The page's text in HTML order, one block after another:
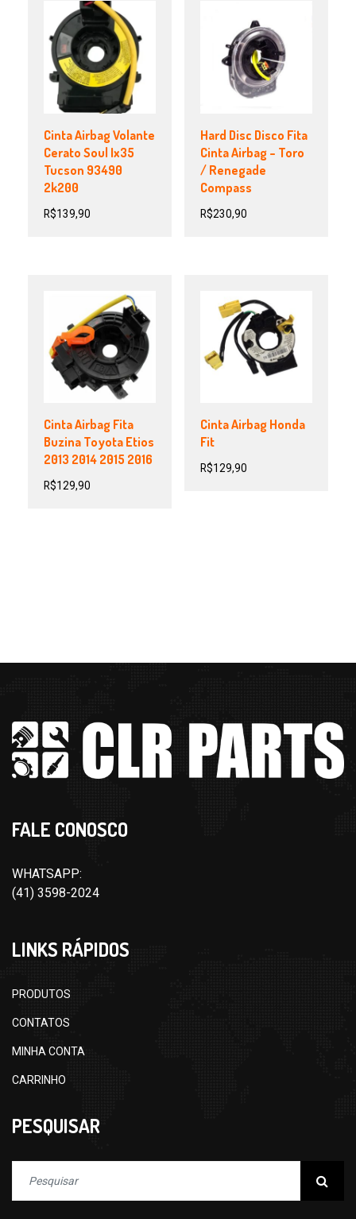
Cinta Airbag Volante
Cerato Soul Ix35
Tucson 93490
2k200
R$139,90
Hard Disc Disco Fita
Cinta Airbag – Toro
/ Renegade
Compass
R$230,90
Cinta Airbag Fita
Buzina Toyota Etios
2013 2014 2015 2016
R$129,90
Cinta Airbag Honda
Fit
R$129,90
FALE CONOSCO
WHATSAPP:
(41) 3598-2024
LINKS RÁPIDOS
PRODUTOS
CONTATOS
MINHA CONTA
CARRINHO
PESQUISAR